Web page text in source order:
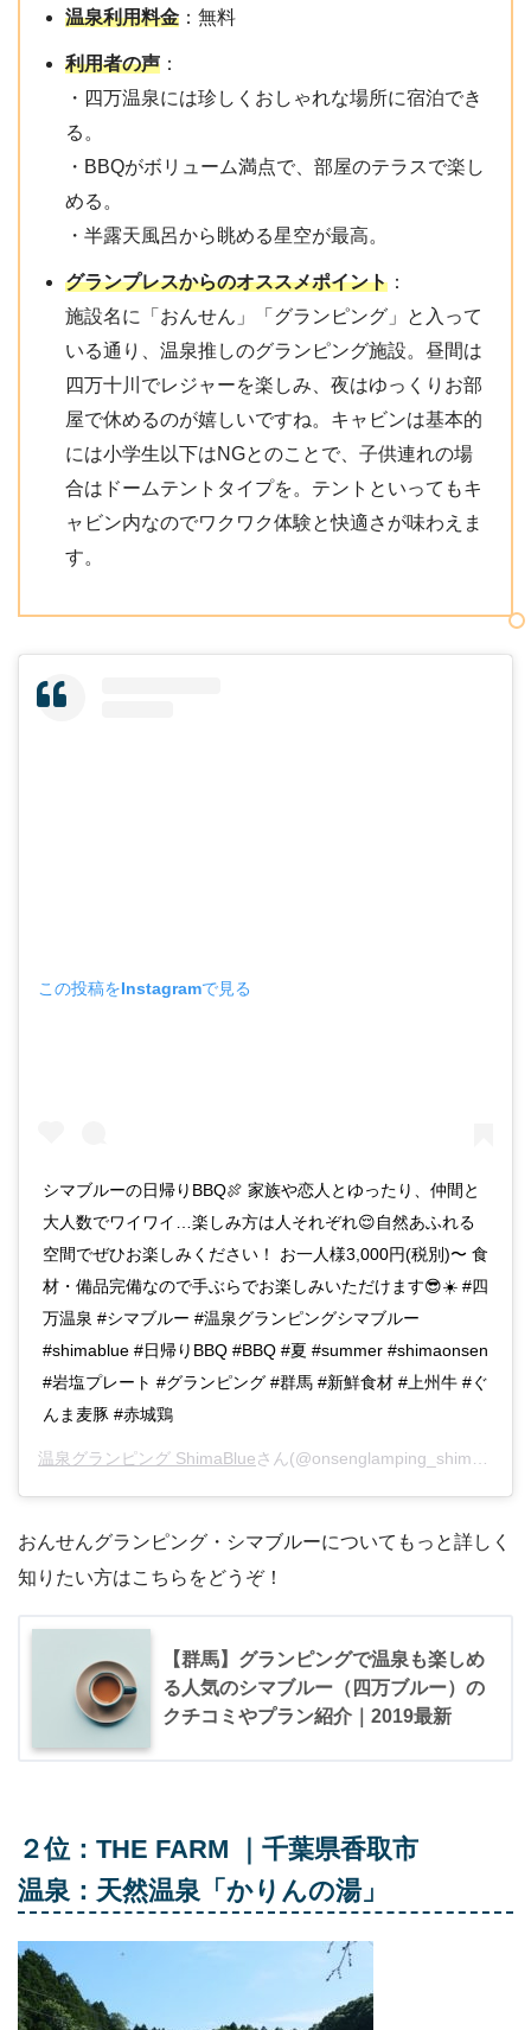
温泉利用料金 ：無料
利用者の声 ：
・四万温泉には珍しくおしゃれな場所に宿泊でき
る。
・BBQがボリューム満点で、部屋のテラスで楽し
める。
・半露天風呂から眺める星空が最高。
グランプレスからのオススメポイント ：
施設名に「おんせん」「グランピング」と入って
いる通り、温泉推しのグランピング施設。昼間は
四万十川でレジャーを楽しみ、夜はゆっくりお部
屋で休めるのが嬉しいですね。キャビンは基本的
には小学生以下はNGとのことで、子供連れの場
合はドームテントタイプを。テントといってもキ
ャビン内なのでワクワク体験と快適さが味わえま
す。
この投稿をInstagramで見る
シマブルーの日帰りBBQ🍖 家族や恋人とゆったり、仲間と
大人数でワイワイ…楽しみ方は人それぞれ😌自然あふれる
空間でぜひお楽しみください！ お一人様3,000円(税別)〜 食
材・備品完備なので手ぶらでお楽しみいただけます😎☀️ #四
万温泉 #シマブルー #温泉グランピングシマブルー
#shimablue #日帰りBBQ #BBQ #夏 #summer #shimaonsen
#岩塩プレート #グランピング #群馬 #新鮮食材 #上州牛 #ぐ
んま麦豚 #赤城鶏
温泉グランピング ShimaBlueさん(@onsenglamping_shimablue)がシェアした投稿 –
おんせんグランピング・シマブルーについてもっと詳しく
知りたい方はこちらをどうぞ！
【群馬】グランピングで温泉も楽しめ
る人気のシマブルー（四万ブルー）の
クチコミやプラン紹介｜2019最新
２位：THE FARM ｜千葉県香取市
温泉：天然温泉「かりんの湯」